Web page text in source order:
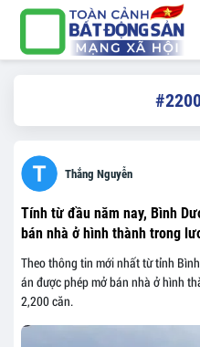
Thắng Nguyễn
Tính từ đầu năm nay, Bình
bán nhà ở hình thành trong
Theo thông tin mới nhất từ tỉnh
án được phép mở bán nhà ở hình
2,200 căn.